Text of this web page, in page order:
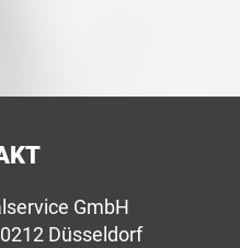
GmbH
Düsseldorf